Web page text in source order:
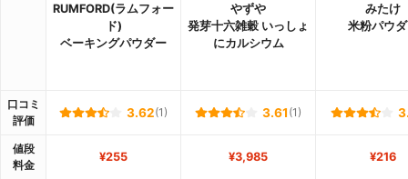
RUMFORD(ラムフォー
ド)
ベーキングパウダー
やずや
発芽十六雑穀 いっしょ
にカルシウム
みたけ
米粉パウ
口コミ
評価
3.62(1) 3.61 (1)
値段
料金
¥255 ¥3,985 ¥216